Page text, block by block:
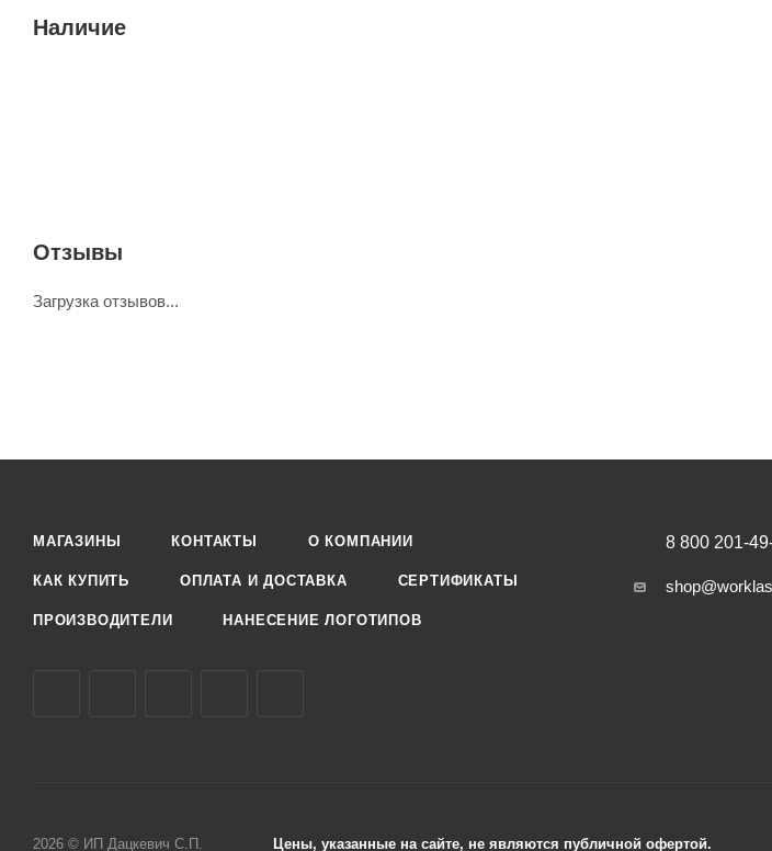
Наличие
Отзывы
Загрузка отзывов...
МАГАЗИНЫ КОНТАКТЫ О КОМПАНИИ
КАК КУПИТЬ ОПЛАТА И ДОСТАВКА СЕРТИФИКАТЫ
ПРОИЗВОДИТЕЛИ НАНЕСЕНИЕ ЛОГОТИПОВ
8 800 201-
2026 © ИП Дацкевич С.П. Цены, указанные на сайте, не являются публичной офертой.